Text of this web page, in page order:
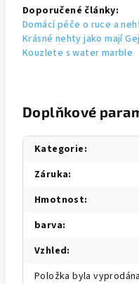
Doporučené články:
Domácí péče o ruce a
Krásné nehty jako mají
Kouzlete s water marble
Doplňkové
Kategorie:
Záruka:
Hmotnost:
barva:
Vzhled:
Položka byla